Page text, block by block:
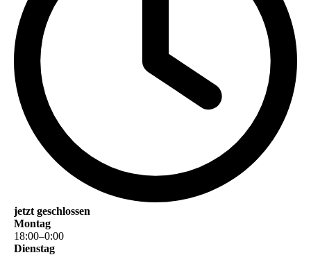
jetzt geschlossen
Montag
18:00–0:00
Dienstag